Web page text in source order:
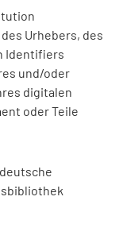
Urhebers, des
Identifiers
und/oder
digitalen
oder Teile